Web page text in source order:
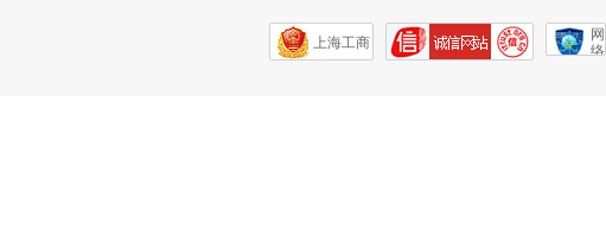
上海工商
网
络